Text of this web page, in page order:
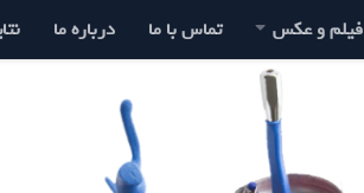
فیلم و عکس تماس با ما درباره ما